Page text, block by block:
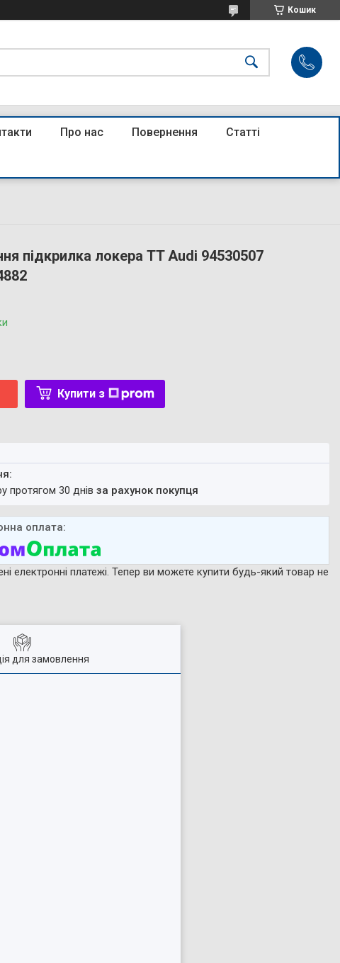
Кошик
Про нас Повернення Статті
підкрилка локера TT Audi 94530507
Купити з
протягом 30 днівза рахунок покупця
електронні платежі. Тепер ви можете купити будь-який товар не
для замовлення